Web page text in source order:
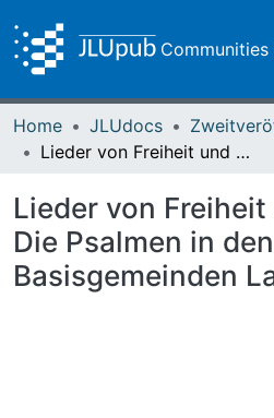
Home JLUdocs
Lieder von Freiheit und Leben : Die Psalmen in den Basisgemeinden Lateinamerikas
Lieder von
Die Psalmen in den
Basisgemeinden